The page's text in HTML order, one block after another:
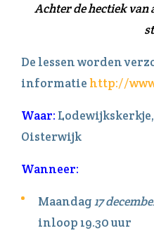
Achter de hectiek van
De lessen worden
informatiehttp://
Waar:
Oisterwijk
Wanneer:
Maandag17
inloop 19.30 uur